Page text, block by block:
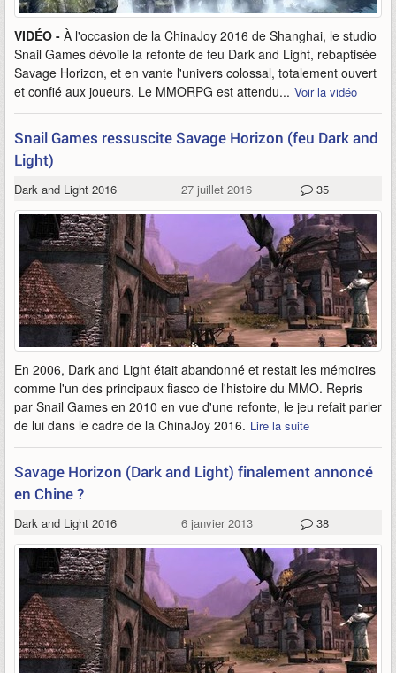
VIDÉO - À l'occasion de la ChinaJoy 2016 de Shanghai, le studio
Snail Games dévoile la refonte de feu Dark and Light, rebaptisée
Savage Horizon, et en vante l'univers colossal, totalement ouvert
et confié aux joueurs. Le MMORPG est attendu... Voir la vidéo
Snail Games ressuscite Savage Horizon (feu Dark and
Light)
Dark and Light 2016 27 juillet 2016 35
En 2006, Dark and Light était abandonné et restait les mémoires
comme l'un des principaux fiasco de l'histoire du MMO. Repris
par Snail Games en 2010 en vue d'une refonte, le jeu refait parler
de lui dans le cadre de la ChinaJoy 2016. Lire la suite
Savage Horizon (Dark and Light) finalement annoncé
en Chine ?
Dark and Light 2016 6 janvier 2013 38